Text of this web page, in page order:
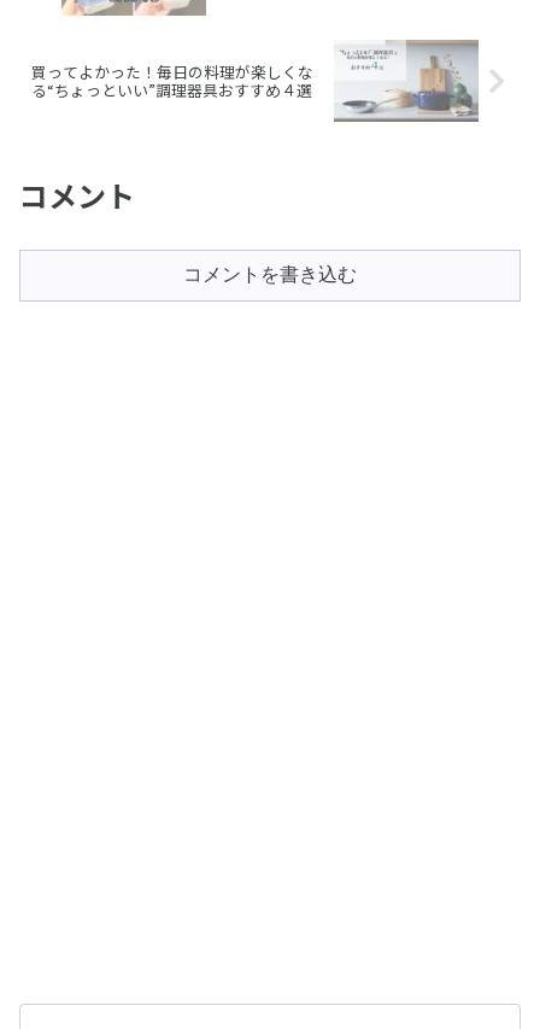
買ってよかった！毎日の料理が楽しくな
る“ちょっといい”調理器具おすすめ４選
コメント
コメントを書き込む